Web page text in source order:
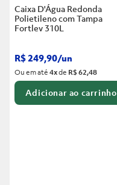
Caixa D'Água Redonda
Polietileno com Tampa
Fortlev 310L
R$249,90/un
Ou em até4xde R$ 62,48
Adicionar ao carrinho